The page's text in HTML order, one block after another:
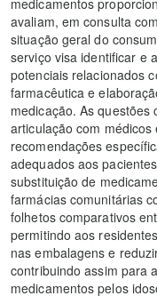
avaliam, em consulta
situação geral do
serviço visa identificar e
potenciais relacionados
farmacêutica e
medicação. As questões
articulação com
recomendações
adequados aos
substituição de
farmácias comunitárias
folhetos comparativos
permitindo aos
nas embalagens e
contribuindo assim para
medicamentos pelos